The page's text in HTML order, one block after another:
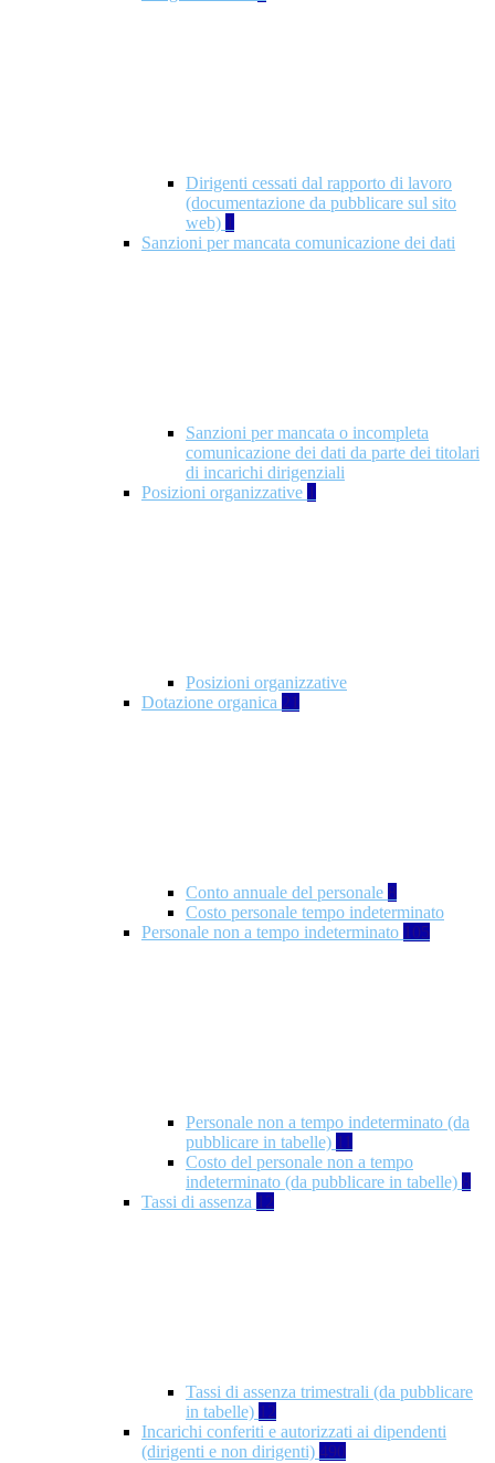
Dirigenti cessati dal rapporto di lavoro
(documentazione da pubblicare sul sito
web) 1
Sanzioni per mancata comunicazione dei dati
Sanzioni per mancata o incompleta
comunicazione dei dati da parte dei titolari
di incarichi dirigenziali
Posizioni organizzative 1
Posizioni organizzative
Dotazione organica 21
Conto annuale del personale 8
Costo personale tempo indeterminato
Personale non a tempo indeterminato 105
Personale non a tempo indeterminato (da
pubblicare in tabelle) 11
Costo del personale non a tempo
indeterminato (da pubblicare in tabelle) 8
Tassi di assenza 12
Tassi di assenza trimestrali (da pubblicare
in tabelle) 12
Incarichi conferiti e autorizzati ai dipendenti
(dirigenti e non dirigenti) 490